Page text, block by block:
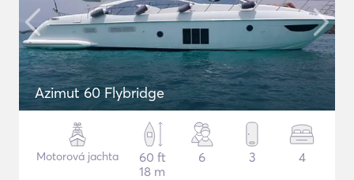
Azimut 60 Flybridge
Motorová jachta
60 ft
18 m
6 3 4